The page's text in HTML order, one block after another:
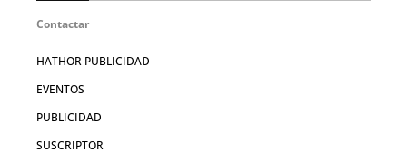
Contactar
HATHOR PUBLICIDAD
EVENTOS
PUBLICIDAD
SUSCRIPTOR